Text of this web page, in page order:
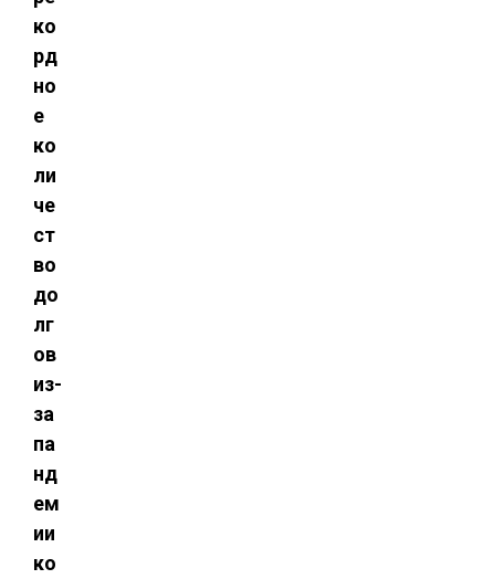
ко
рд
но
е
ко
ли
че
ст
во
до
лг
ов
из-
за
па
нд
ем
ии
ко